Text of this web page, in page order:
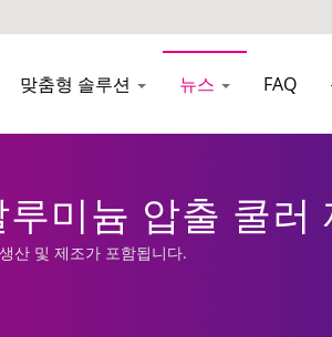
맞춤형 솔루션 뉴스 FAQ
미늄 압출 쿨러
산 및 제조가 포함됩니다.